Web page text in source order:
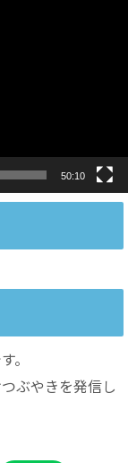
50:10
。
ぶやきを発信し